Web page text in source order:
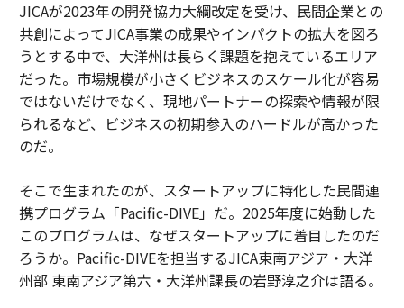
JICAが2023年の開発協力大綱改定を受け、民間企業との
共創によってJICA事業の成果やインパクトの拡大を図ろ
うとする中で、大洋州は長らく課題を抱えているエリア
だった。市場規模が小さくビジネスのスケール化が容易
ではないだけでなく、現地パートナーの探索や情報が限
られるなど、ビジネスの初期参入のハードルが高かった
のだ。
そこで生まれたのが、スタートアップに特化した民間連
携プログラム「Pacific-DIVE」だ。2025年度に始動した
このプログラムは、なぜスタートアップに着目したのだ
ろうか。Pacific-DIVEを担当するJICA東南アジア・大洋
州部 東南アジア第六・大洋州課長の岩野淳之介は語る。